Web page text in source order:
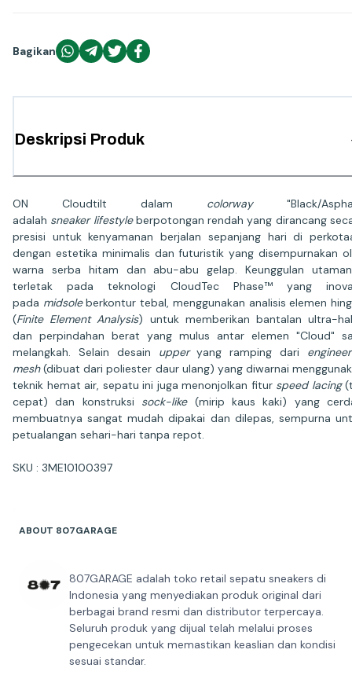
Bagikan
Deskripsi Produk
ON Cloudtilt dalam colorway"Black/
adalah sneaker lifestyleberpotongan rendah yang dirancang
presisi untuk kenyamanan berjalan sepanjang hari di
dengan estetika minimalis dan futuristik yang disempurnakan
warna serba hitam dan abu-abu gelap. Keunggulan
terletak pada teknologi CloudTec Phase™ yang
pada midsoleberkontur tebal, menggunakan analisis elemen
(Finite Element Analysis) untuk memberikan bantalan ultra-
dan perpindahan berat yang mulus antar elemen "Cloud"
melangkah. Selain desain upperyang ramping dari
mesh(dibuat dari poliester daur ulang) yang diwarnai
teknik hemat air, sepatu ini juga menonjolkan fitur speed lacing
cepat) dan konstruksi sock-like(mirip kaus kaki) yang
membuatnya sangat mudah dipakai dan dilepas, sempurna
petualangan sehari-hari tanpa repot.
SKU : 3ME10100397
ABOUT 807GARAGE
807GARAGE adalah toko retail sepatu sneakers di
Indonesia yang menyediakan produk original dari
berbagai brand resmi dan distributor terpercaya.
Seluruh produk yang dijual telah melalui proses
pengecekan untuk memastikan keaslian dan kondisi
sesuai standar.